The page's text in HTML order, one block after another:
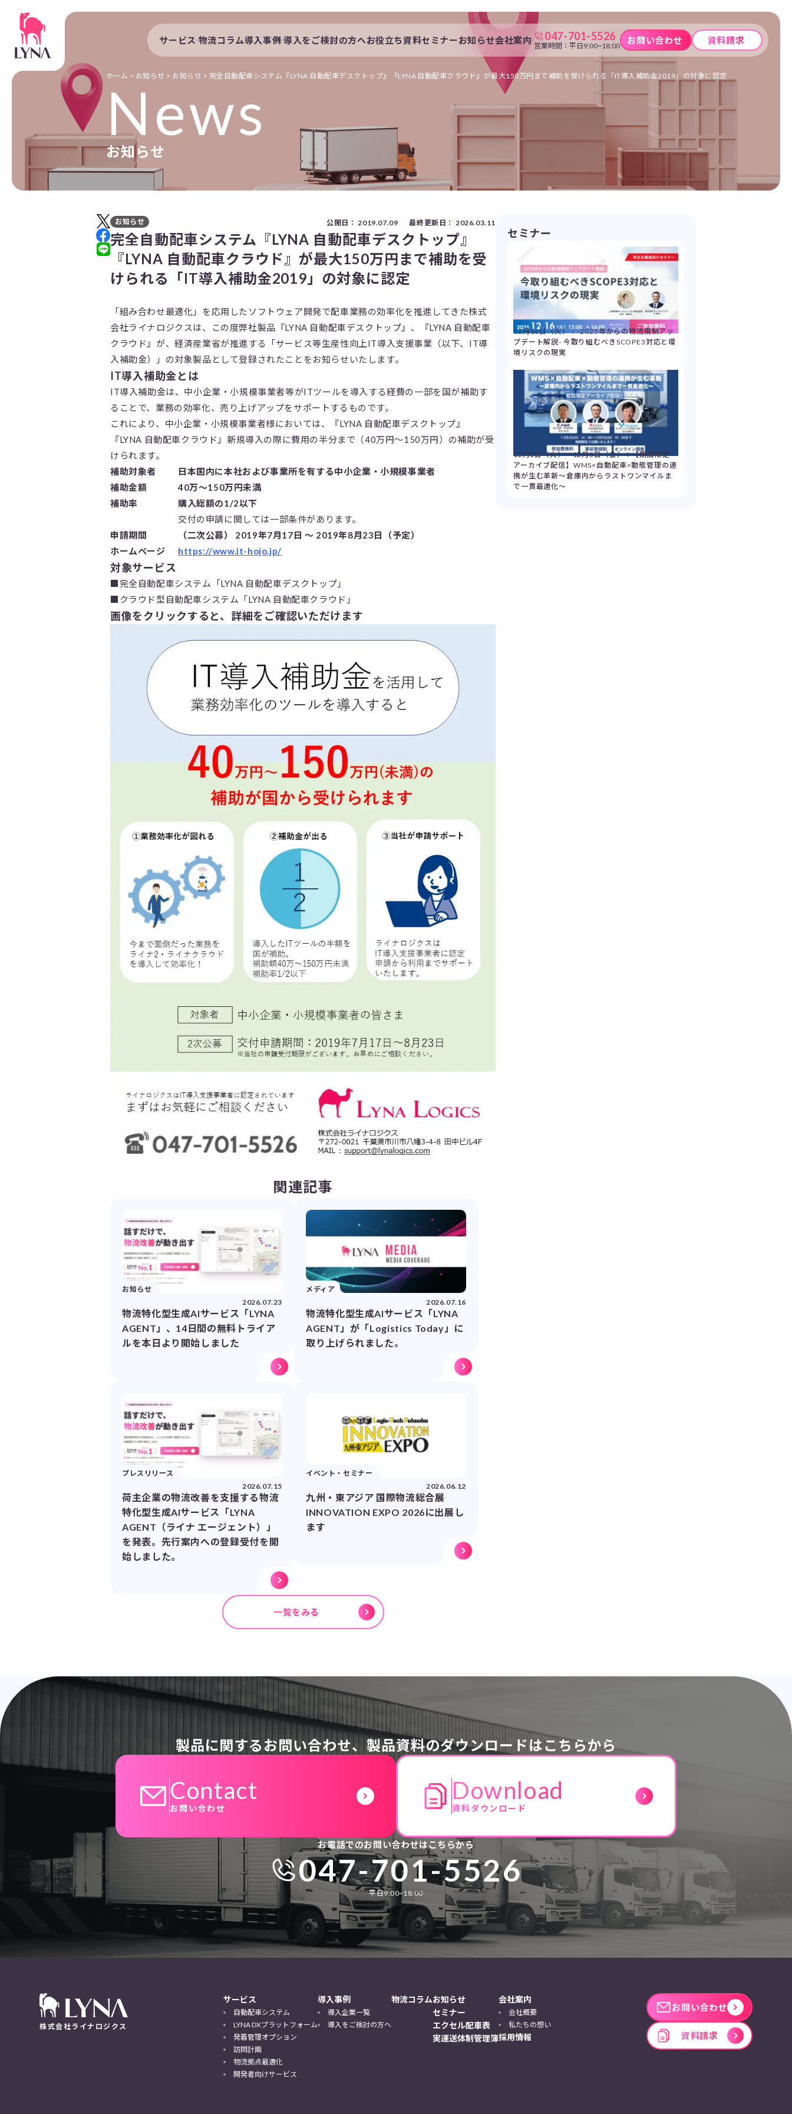
サービス
サービストップ
自動配車システム
発着管理オプション
訪問計画
物流拠点最適化
開発者向けサービス
物流コラム導入事例
導入事例
導入企業一覧
導入をご検討の方へお役立ち資料セミナーお知らせ会社案内
会社概要
私たちの想い
採用情報
047-701-5526
営業時間：平日9:00~18:00 お問い合わせ 資料請求
News
お知らせ
ホーム > お知らせ > お知らせ > 完全自動配車システム『LYNA 自動配車デスクトップ』『LYNA 自動配車クラウド』が最大150万円まで補助を受けられる「IT導入補助金2019」の対象に認定
お知らせ 公開日： 2019.07.09 最終更新日： 2026.03.11
完全自動配車システム『LYNA 自動配車デスクトップ』
『LYNA 自動配車クラウド』が最大150万円まで補助を受
けられる「IT導入補助金2019」の対象に認定
「組み合わせ最適化」を応用したソフトウェア開発で配車業務の効率化を推進してきた株式
会社ライナロジクスは、この度弊社製品『LYNA 自動配車デスクトップ』、『LYNA 自動配車
クラウド』が、経済産業省が推進する「サービス等生産性向上IT導入支援事業（以下、IT導
入補助金）」の対象製品として登録されたことをお知らせいたします。
IT導入補助金とは
IT導入補助金は、中小企業・小規模事業者等がITツールを導入する経費の一部を国が補助す
ることで、業務の効率化、売り上げアップをサポートするものです。
これにより、中小企業・小規模事業者様においては、『LYNA 自動配車デスクトップ』
『LYNA 自動配車クラウド』新規導入の際に費用の半分まで（40万円～150万円）の補助が受
けられます。
補助対象者
日本国内に本社および事業所を有する中小企業・小規模事業者
補助金額
40万～150万円未満
補助率
購入総額の1/2以下
交付の申請に関しては一部条件があります。
申請期間
（二次公募） 2019年7月17日 ～ 2019年8月23日（予定）
ホームページ
https://www.it-hojo.jp/
対象サービス
■完全自動配車システム「LYNA 自動配車デスクトップ」
■クラウド型自動配車システム「LYNA 自動配車クラウド」
画像をクリックすると、詳細をご確認いただけます
関連記事
お知らせ
2026.07.23
物流特化型生成AIサービス「LYNA
AGENT」、14日間の無料トライア
ルを本日より開始しました
メディア
2026.07.16
物流特化型生成AIサービス「LYNA
AGENT」が「Logistics Today」に
取り上げられました。
プレスリリース
2026.07.15
荷主企業の物流改善を支援する物流
特化型生成AIサービス「LYNA
AGENT（ライナ エージェント）」
を発表。先行案内への登録受付を開
始しました。
イベント・セミナー
2026.06.12
九州・東アジア 国際物流総合展
INNOVATION EXPO 2026に出展し
ます
一覧をみる
セミナー
12月16日（火）：-2025年からの物流規制アッ
プデート解説- 今取り組むべきSCOPE3対応と環
境リスクの現実
12月2日（火）～12月5日（金）：【期間限定
アーカイブ配信】WMS×自動配車×動態管理の連
携が生む革新～倉庫内からラストワンマイルま
で一貫最適化～
製品に関するお問い合わせ、製品資料のダウンロードはこちらから
Contact
お問い合わせ
Download
資料ダウンロード
お電話でのお問い合わせはこちらから
047-701-5526
平日9:00~18:00
株式会社ライナロジクス
サービス
自動配車システム
LYNA DXプラットフォーム
発着管理オプション
訪問計画
物流拠点最適化
開発者向けサービス
導入事例
導入企業一覧
導入をご検討の方へ
物流コラムお知らせ
セミナー
エクセル配車表
実運送体制管理簿
会社案内
会社概要
私たちの想い
採用情報
お問い合わせ
資料請求